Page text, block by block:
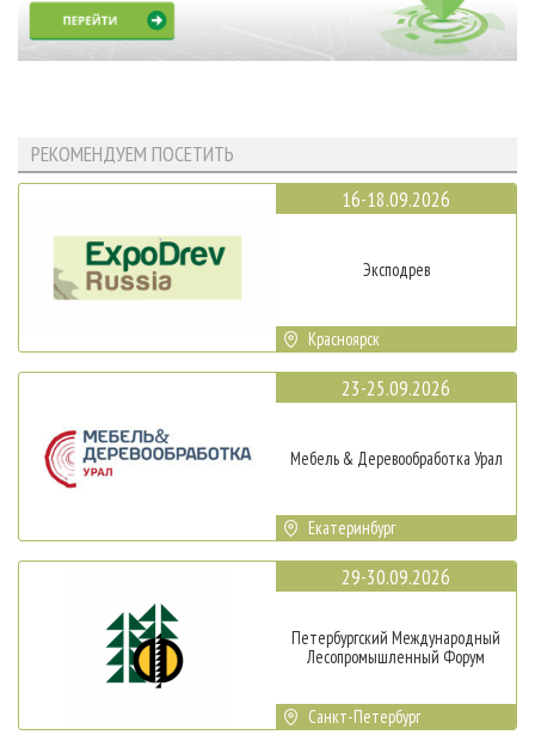
РЕКОМЕНДУЕМ ПОСЕТИТЬ
16-18.09.2026
Эксподрев
Красноярск
23-25.09.2026
Мебель & Деревообработка Урал
Екатеринбург
29-30.09.2026
Петербургский Международный
Лесопромышленный Форум
Санкт-Петербург